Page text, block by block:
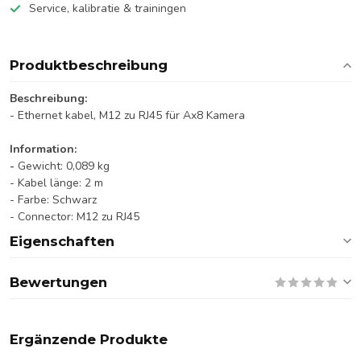
Service, kalibratie & trainingen
Produktbeschreibung
Beschreibung:
- Ethernet kabel, M12 zu RJ45 für Ax8 Kamera
Information:
- Gewicht: 0,089 kg
- Kabel länge: 2 m
- Farbe: Schwarz
- Connector: M12 zu RJ45
Eigenschaften
Bewertungen
Ergänzende Produkte